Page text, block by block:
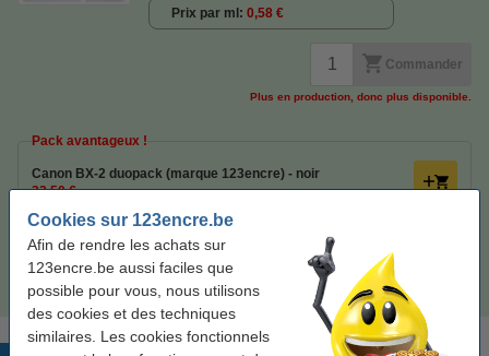
Cookies sur 123encre.be
Afin de rendre les achats sur
123encre.be aussi faciles que
possible pour vous, nous utilisons
des cookies et des techniques
similaires. Les cookies fonctionnels
Prix par ml
0,58 €
Commander
Plus en production, donc plus disponible.
Pack avantageux !
Canon BX-2 duopack (marque 123encre) - noir
32,50 €
Astuce
Nous vous conseillons de choisir cette cartouche au lieu de la
cartouche d'origine.